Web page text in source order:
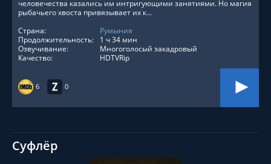
6 0
человечества казались им интригующими занятиями. Но магия
рыбачьего хвоста привязывает их к...
Страна:
Румыния
Продолжительность:
1 ч 34 мин
Озвучивание:
Многоголосый закадровый
Качество:
HDTVRip
Суфлёр